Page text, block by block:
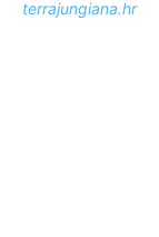
terrajungiana.hr